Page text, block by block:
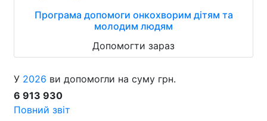
Програма допомоги онкохворим дітям та
молодим людям
Допомогти зараз
У 2026 ви допомогли на суму грн.
6 913 930
Повний звіт